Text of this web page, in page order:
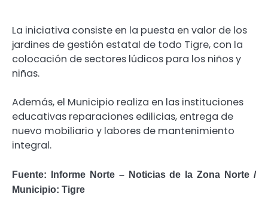
La iniciativa consiste en la puesta en valor de los
jardines de gestión estatal de todo Tigre, con la
colocación de sectores lúdicos para los niños y
niñas.
Además, el Municipio realiza en las instituciones
educativas reparaciones edilicias, entrega de
nuevo mobiliario y labores de mantenimiento
integral.
Fuente: Informe Norte – Noticias de la Zona Norte /
Municipio: Tigre